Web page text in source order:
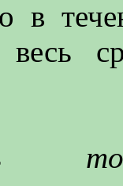
в
весь